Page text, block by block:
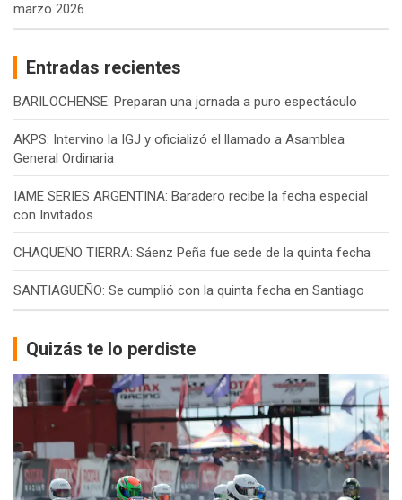
marzo 2026
Entradas recientes
BARILOCHENSE: Preparan una jornada a puro espectáculo
AKPS: Intervino la IGJ y oficializó el llamado a Asamblea
General Ordinaria
IAME SERIES ARGENTINA: Baradero recibe la fecha especial
con Invitados
CHAQUEÑO TIERRA: Sáenz Peña fue sede de la quinta fecha
SANTIAGUEÑO: Se cumplió con la quinta fecha en Santiago
Quizás te lo perdiste